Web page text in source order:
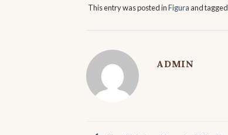
This entry was posted inFigura and tagged
ADMIN